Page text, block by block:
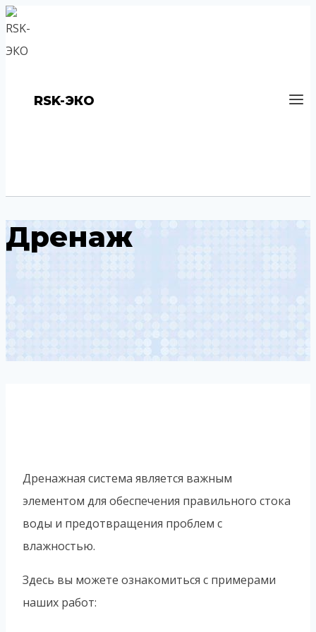
Перейти
RSK-ЭКО
Дренаж
Дренажная система является важным
элементом для обеспечения правильного стока
воды и предотвращения проблем с
влажностью.
Здесь вы можете ознакомиться с примерами
наших работ: